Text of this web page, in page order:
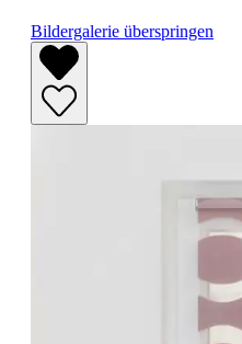
Bildergalerie überspringen